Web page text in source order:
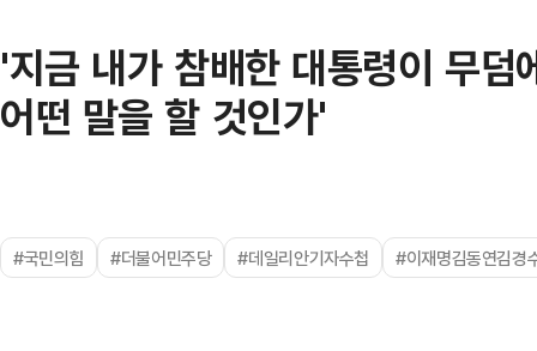
'지금 내가 참배한 대통령이 무
어떤 말을 할 것인가'
#국민의힘 #더불어민주당 #데일리안기자수첩 #이재명김동연김경